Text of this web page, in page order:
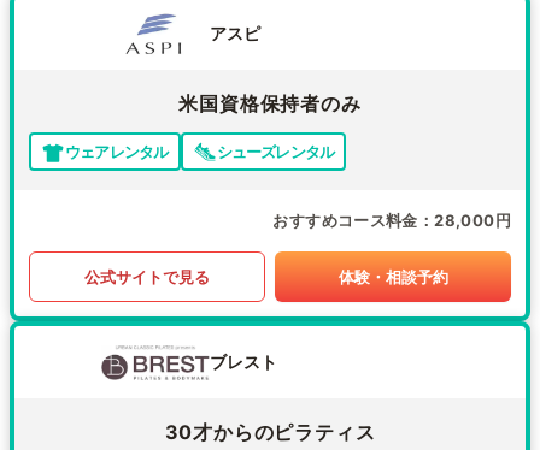
アスピ
米国資格保持者のみ
ウェアレンタル シューズレンタル
おすすめコース料金 28,000円
公式サイトで見る 体験・相談予約
ブレスト
30才からのピラティス